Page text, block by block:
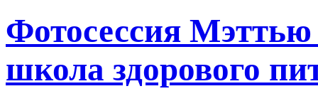
Фотосессия
школа здорового